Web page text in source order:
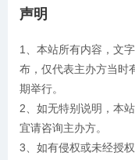
声明
1、本站所有内容，文
布，仅代表主办方当时
期举行。
2、如无特别说明，本
宜请咨询主办方。
3、如有侵权或未经授